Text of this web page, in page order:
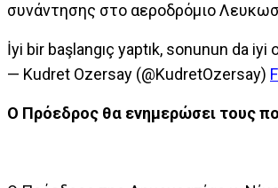
συνάντησης στο αεροδρόμιο
İyi bir başlangıç yaptık, sonunun da
— Kudret Ozersay (@KudretOzersay)
O Πρόεδρος θα ενημερώσει τους